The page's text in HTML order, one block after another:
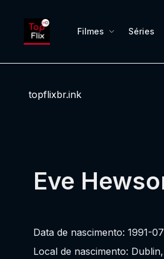
Filmes Séries
topflixbr.ink
Eve
Data de nascimento: 1991-
Local de nascimento: Dublin,